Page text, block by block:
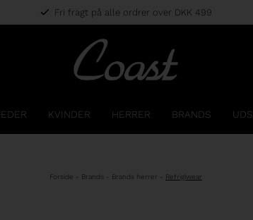
Fri fragt på alle ordrer over DKK 499
KVINDER HERRER BRANDS
Forside - Brands - Brands herrer - Refrigiwear